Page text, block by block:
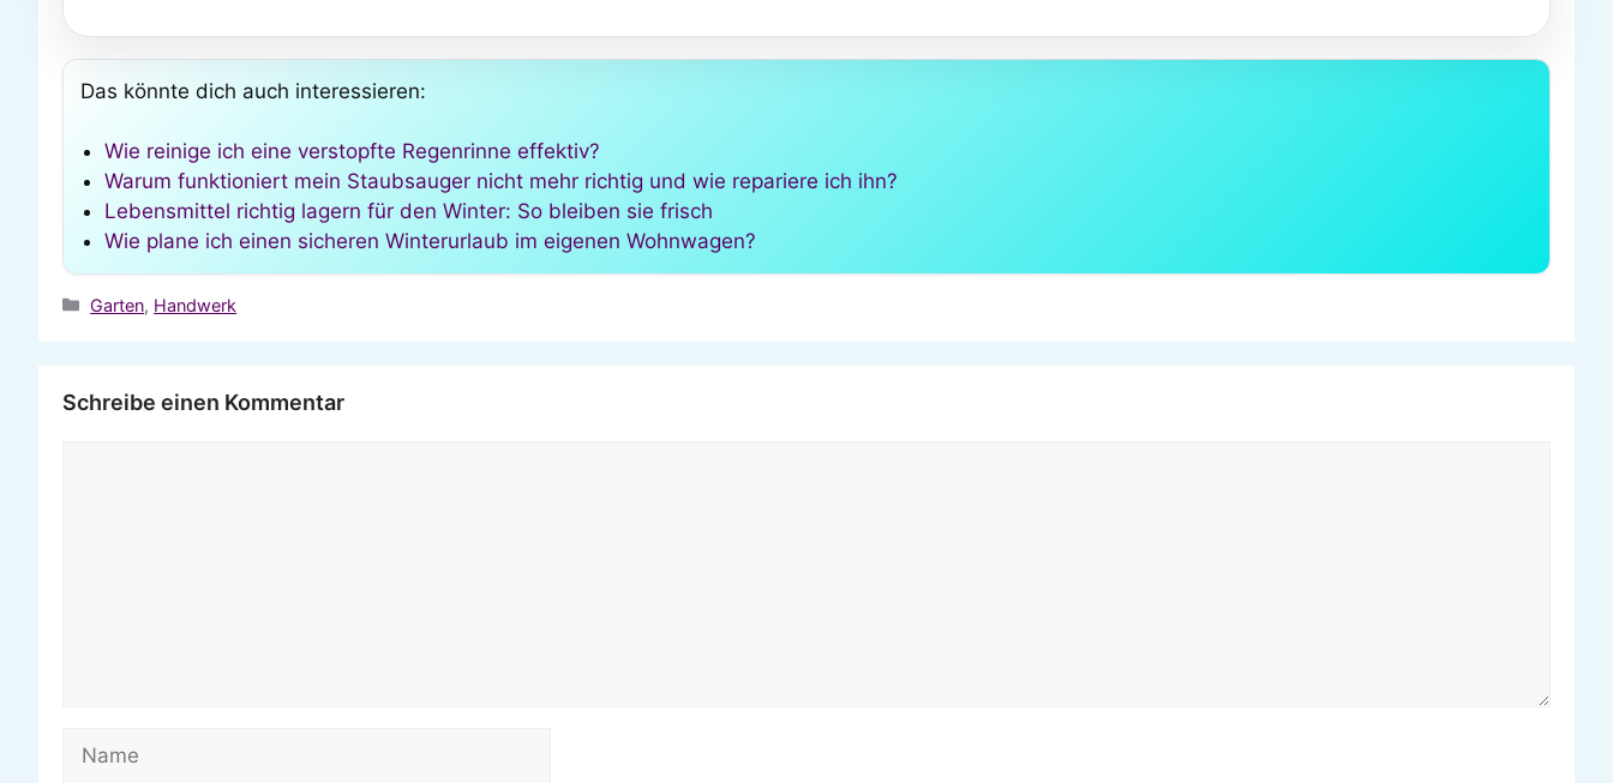
Das könnte dich auch interessieren:
Wie reinige ich eine verstopfte Regenrinne effektiv?
Warum funktioniert mein Staubsauger nicht mehr richtig und wie repariere ich ihn?
Lebensmittel richtig lagern für den Winter: So bleiben sie frisch
Wie plane ich einen sicheren Winterurlaub im eigenen Wohnwagen?
Kategorien
Garten, Handwerk
Schreibe einen Kommentar